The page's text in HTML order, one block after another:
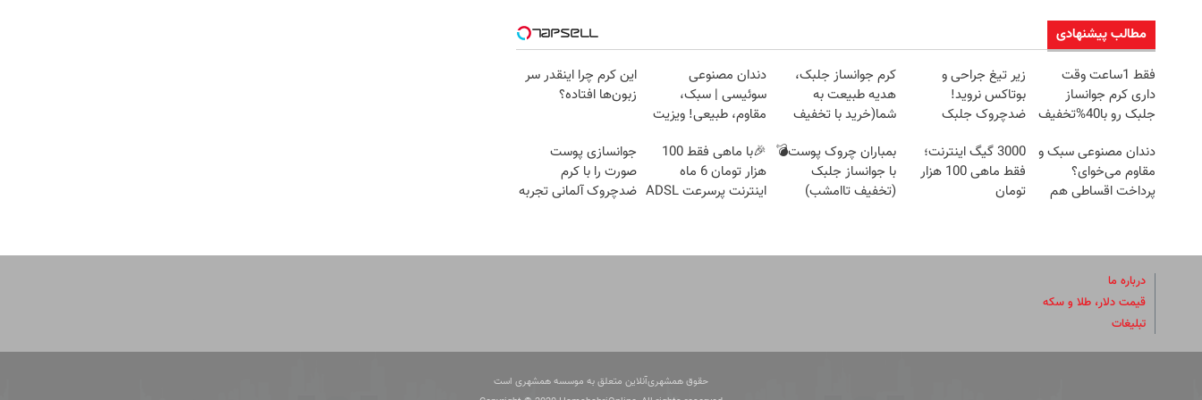
مطالب پیشنهادی
فقط 1ساعت وقت
داری کرم جوانساز
جلبک رو با40%تخفیف
زیر تیغ جراحی و
بوتاکس نروید!
ضدچروک جلبک
کرم جوانساز جلبک،
هدیه طبیعت به
شما(خرید با تخفیف
دندان مصنوعی
سوئیسی | سبک،
مقاوم، طبیعی! ویزیت
اقساطی😍
این کرم چرا اینقدر سر
زبون‌ها افتاده؟
دندان مصنوعی سبک و
مقاوم می‌خوای؟
پرداخت اقساطی هم
3000 گیگ اینترنت؛
فقط ماهی 100 هزار
تومان
بمباران چروک پوست💣
با جوانساز جلبک
(تخفیف تاامشب)
🎉با ماهی فقط 100
هزار تومان 6 ماه
اینترنت پرسرعت ADSL
جوانسازی پوست
صورت را با کرم
ضدچروک آلمانی تجربه
درباره ما
قیمت دلار، طلا و سکه
تبلیغات
حقوق همشهری‌آنلاین متعلق به موسسه همشهری است